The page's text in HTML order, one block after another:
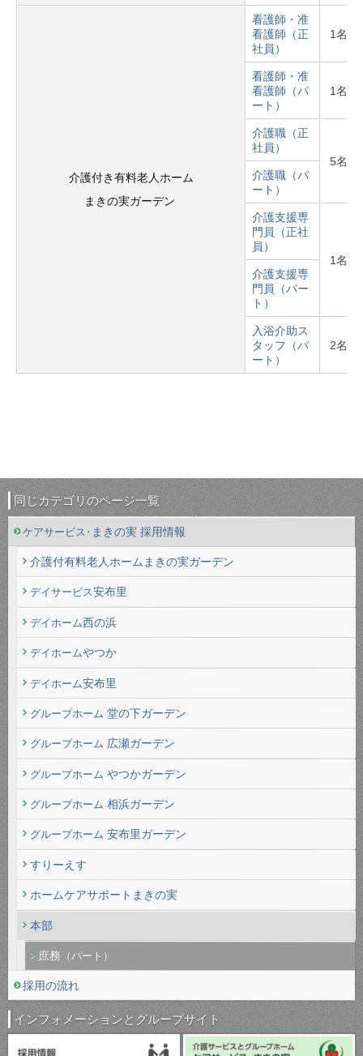
介護付き有料老人ホーム
まきの実ガーデン
看護師・准
看護師（正
社員）
1名
看護師・准
看護師（パ
ート）
1名
介護職（正
社員）
5名
介護職（パ
ート）
介護支援専
門員（正社
員）
1名
介護支援専
門員（パー
ト）
入浴介助ス
タッフ（パ
ート）
2名
同じカテゴリのページ一覧
ケアサービス･ まきの実 採用情報
介護付有料老人ホームまきの実ガーデン
デイサービス安布里
デイホーム西の浜
デイホームやつか
デイホーム安布里
グループホーム 堂の下ガーデン
グループホーム 広瀬ガーデン
グループホーム やつかガーデン
グループホーム 相浜ガーデン
グループホーム 安布里ガーデン
すりーえす
ホームケアサポートまきの実
本部
庶務 （パート）
採用の流れ
インフォメーションとグループサイト